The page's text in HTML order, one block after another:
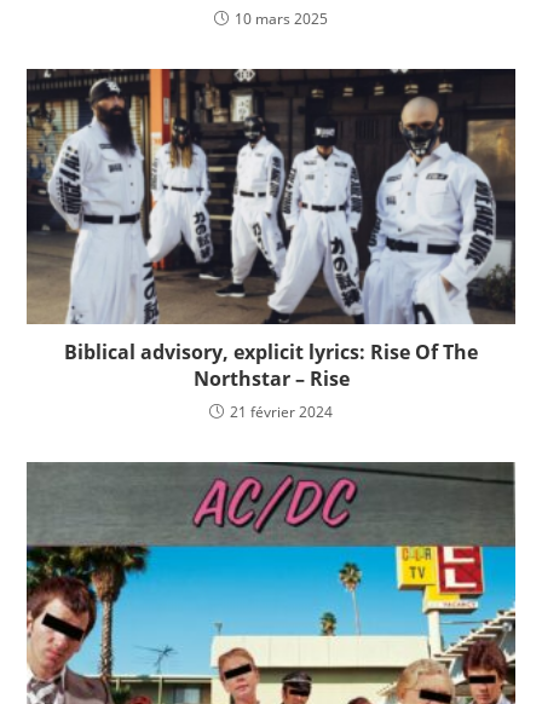
10 mars 2025
Biblical advisory, explicit lyrics: Rise Of The
Northstar – Rise
21 février 2024